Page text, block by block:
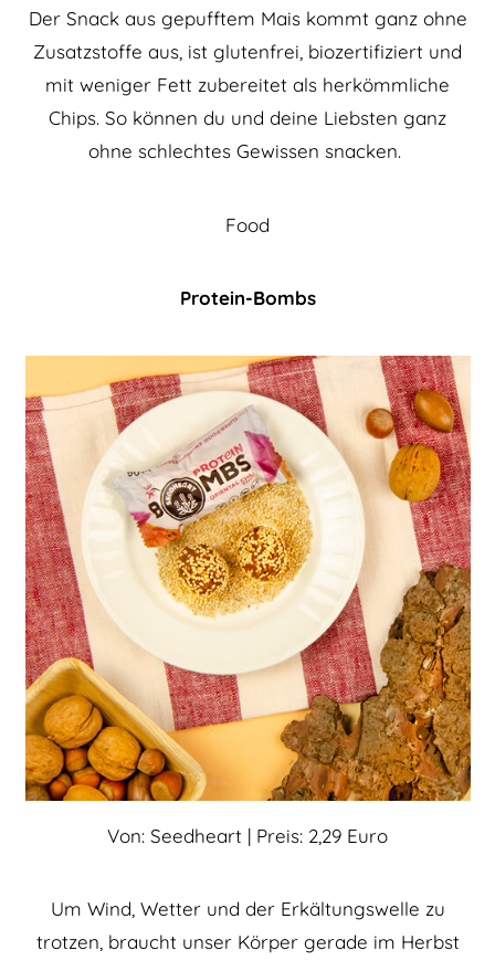
Der Snack aus gepufftem Mais kommt ganz ohne
Zusatzstoffe aus, ist glutenfrei, biozertifiziert und
mit weniger Fett zubereitet als herkömmliche
Chips. So können du und deine Liebsten ganz
ohne schlechtes Gewissen snacken.
Food
Protein-Bombs
Von: Seedheart | Preis: 2,29 Euro
Um Wind, Wetter und der Erkältungswelle zu
trotzen, braucht unser Körper gerade im Herbst